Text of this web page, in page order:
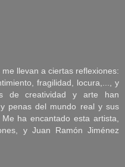
llevan a ciertas reflexiones:
fragilidad, locura,..., y
de creatividad y arte han
penas del mundo real y sus
ha encantado esta artista,
y Juan Ramón Jiménez